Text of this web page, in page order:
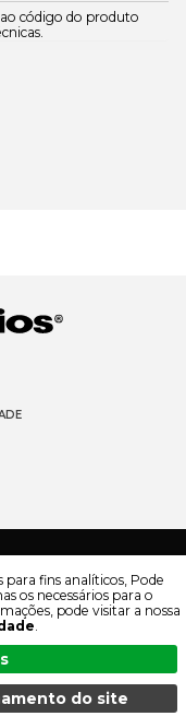
código do produto
PT
fins analíticos, Pode
os necessários para o
pode visitar a nossa
.
do site